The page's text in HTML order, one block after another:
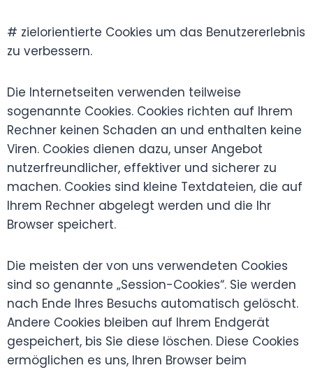
# zielorientierte Cookies um das Benutzererlebnis
zu verbessern.
Die Internetseiten verwenden teilweise
sogenannte Cookies. Cookies richten auf Ihrem
Rechner keinen Schaden an und enthalten keine
Viren. Cookies dienen dazu, unser Angebot
nutzerfreundlicher, effektiver und sicherer zu
machen. Cookies sind kleine Textdateien, die auf
Ihrem Rechner abgelegt werden und die Ihr
Browser speichert.
Die meisten der von uns verwendeten Cookies
sind so genannte „Session-Cookies“. Sie werden
nach Ende Ihres Besuchs automatisch gelöscht.
Andere Cookies bleiben auf Ihrem Endgerät
gespeichert, bis Sie diese löschen. Diese Cookies
ermöglichen es uns, Ihren Browser beim